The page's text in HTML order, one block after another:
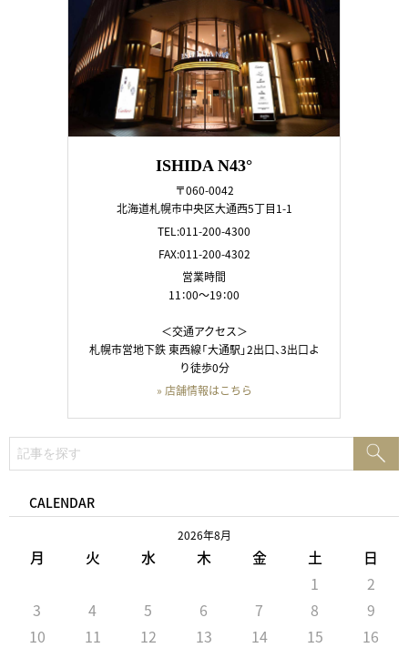
ISHIDA N43°
〒060-0042
北海道札幌市中央区大通西5丁目1-1
TEL:011-200-4300
FAX:011-200-4302
営業時間
11：00～19：00
＜交通アクセス＞
札幌市営地下鉄 東西線「大通駅」2出口、3出口よ
り徒歩0分
» 店舗情報はこちら
索:
CALENDAR
2026年8月
月 火 水 木 金 土 日
1
2
3
4 5 6 7 8
9
10
11 12 13 14 15
16